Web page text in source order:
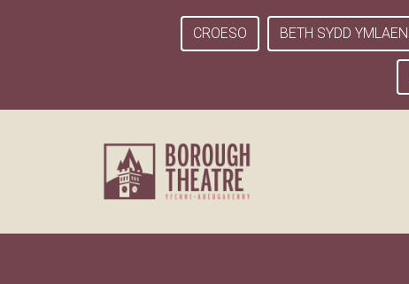
CROESO BETH SYDD YMLAEN